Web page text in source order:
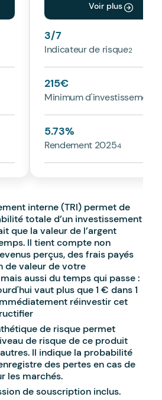
Voir plus
3/7
Indicateur de risque
215€
Minimum d'investissement
5.73%
Rendement 2025
interne (TRI) permet de
totale d’un investissement
que la valeur de l’argent
Il tient compte non
perçus, des frais payés
de valeur de votre
aussi du temps qui passe :
vaut plus que 1 € dans 1
réinvestir cet
de risque permet
de risque de ce produit
Il indique la probabilité
des pertes en cas de
les marchés.
de souscription inclus.